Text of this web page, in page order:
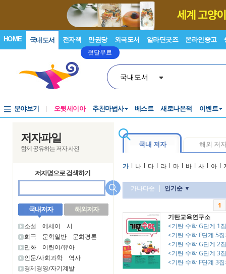
HOME 국내도서 전자책 만권당
첫달무료
외국도서 알라딘굿즈 온라인중고
국내도서
분야보기 오뒷세이아 추천마법사 베스트 새로나온책 이벤트
저자파일
함께 공유하는 저자 사전
저자명으로 검색하기
국내저자 해외저자
소설 에세이
시
희곡
문학일반
문화평론
만화
어린이/유아
인문/사회과학
역사
경제경영/자기계발
국내 저자 해외 저
가 l 나 l 다 l 라 l 마 l 바 l 사 l 아 l
가나다순 | 인기순 ▼
1
기탄교육연구소
<기탄 수학 G단계 1
<기탄 수학 F단계 5
<기탄 수학 G단계 2
<기탄 수학 G단계 3
<기탄 수학 F단계 3